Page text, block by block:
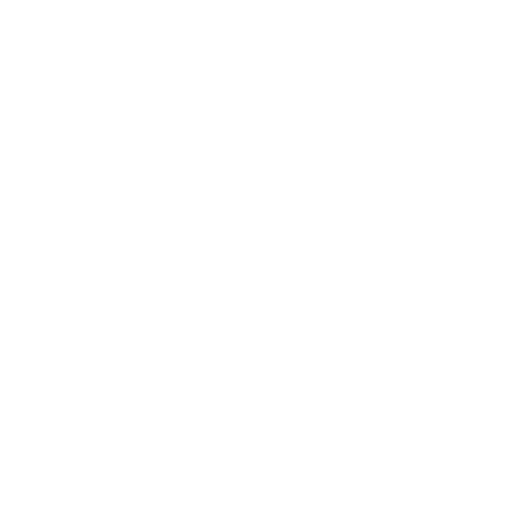
подсумков, можно
двум конструктивным
спины. Нижний короткий
пояса состегивается с
жесткого пластика для
входит), с открытым
комплект не входят)